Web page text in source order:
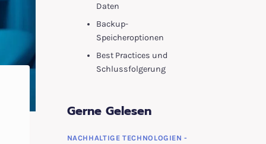
Daten
Backup-
Speicheroptionen
Best Practices und
Schlussfolgerung
Gerne Gelesen
NACHHALTIGE TECHNOLOGIEN -